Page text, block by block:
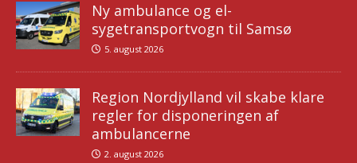
Ny ambulance og el-
sygetransportvogn til Samsø
5. august 2026
Region Nordjylland vil skabe klare
regler for disponeringen af
ambulancerne
2. august 2026